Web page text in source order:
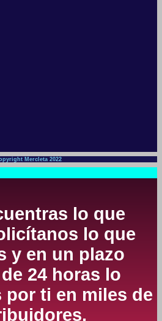
Mercleta 2022
lo que
lo que
y en un plazo
24 horas lo
por ti en miles de